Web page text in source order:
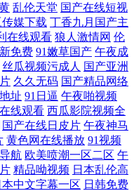
乱伦天堂 国产在线短视
传媒下载 丁香九月国产主
在线观看 狼人激情网 伦
免费 91嫩草国产 午夜成
丝瓜视频污成人 国产亚洲
久久无码 国产精品网络
址 91日逼 午夜啪视频
线观看 西瓜影院视频全
国产在线日皮片 午夜神马
黄色网在线播放 91视频
航 欧美喷潮一区二区 午
精品呦视频 日本乱伦高
本中文字幕一区 日韩免费